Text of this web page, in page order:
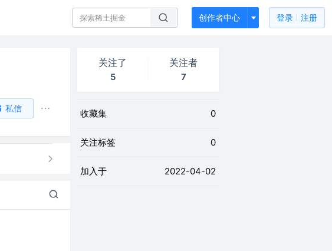
创作者中心 登录 注册
私信
关注了
5
关注者
7
收藏集 0
关注标签 0
加入于 2022-04-02